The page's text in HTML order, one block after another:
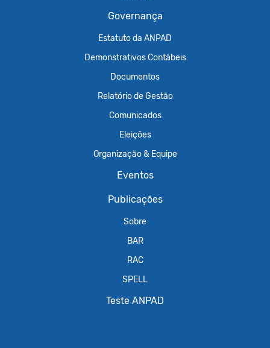
Governança
Estatuto da ANPAD
Demonstrativos Contábeis
Documentos
Relatório de Gestão
Comunicados
Eleições
Organização & Equipe
Eventos
Publicações
Sobre
BAR
RAC
SPELL
Teste ANPAD